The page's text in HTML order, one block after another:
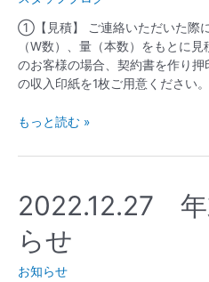
①【見積】 ご連絡いただいた際
（W数）、量（本数）をもとに
のお客様の場合、契約書を作り
の収入印紙を1枚ご用意ください
もっと読む »
2022.12.27 年
らせ
お知らせ